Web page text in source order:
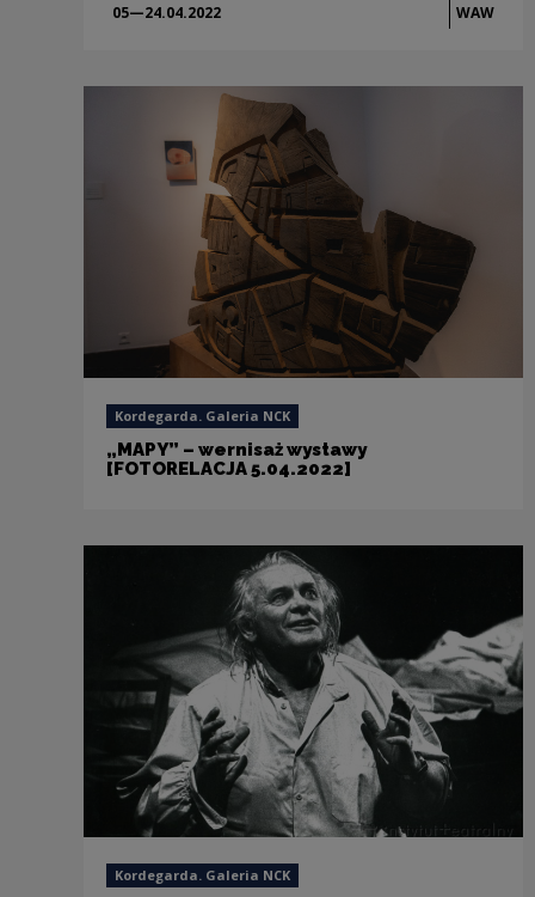
05—24.04.2022 WAW
Kordegarda. Galeria NCK
„MAPY” – wernisaż wystawy
[FOTORELACJA 5.04.2022]
Kordegarda. Galeria NCK